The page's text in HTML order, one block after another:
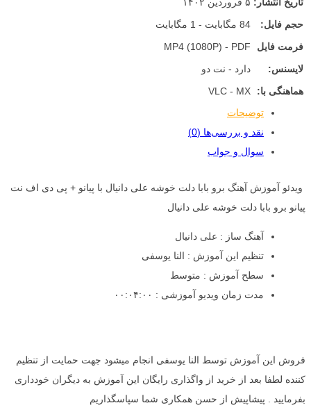
حجم فایل:
84 مگابایت - 1 مگابایت
فرمت فایل
MP4 (1080P) - PDF
لایسنس:
دارد - نت دو
هماهنگی با:
VLC - MX
توضیحات
نقد و بررسی‌ها (0)
سوال و جواب
ویدئو آموزش آهنگ برو بابا دلت خوشه علی دانیال با پیانو + پی دی اف نت
پیانو برو بابا دلت خوشه علی دانیال
آهنگ ساز : علی دانیال
تنظیم این آموزش : النا یوسفی
سطح آموزش : متوسط
مدت زمان ویدیو آموزشی : ۰۰:۰۴:۰۰
فروش این آموزش توسط النا یوسفی انجام میشود جهت حمایت از تنظیم
کننده لطفا بعد از خرید از واگذاری رایگان این آموزش به دیگران خودداری
بفرمایید . پیشاپیش از حسن همکاری شما سپاسگذاریم